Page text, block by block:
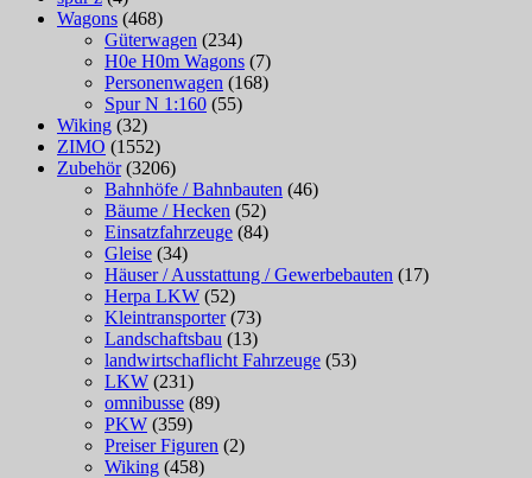
Wagons (468)
Güterwagen (234)
H0e H0m Wagons (7)
Personenwagen (168)
Spur N 1:160 (55)
Wiking (32)
ZIMO (1552)
Zubehör (3206)
Bahnhöfe / Bahnbauten (46)
Bäume / Hecken (52)
Einsatzfahrzeuge (84)
Gleise (34)
Häuser / Ausstattung / Gewerbebauten (17)
Herpa LKW (52)
Kleintransporter (73)
Landschaftsbau (13)
landwirtschaflicht Fahrzeuge (53)
LKW (231)
omnibusse (89)
PKW (359)
Preiser Figuren (2)
Wiking (458)